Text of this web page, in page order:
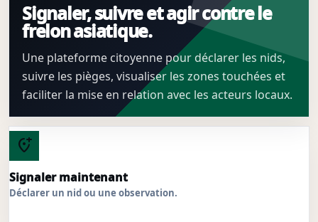
Signaler, suivre et agir contre le
frelon asiatique.
Une plateforme citoyenne pour déclarer les nids,
suivre les pièges, visualiser les zones touchées et
faciliter la mise en relation avec les acteurs locaux.
add_location_alt
Signaler maintenant
Déclarer un nid ou une observation.